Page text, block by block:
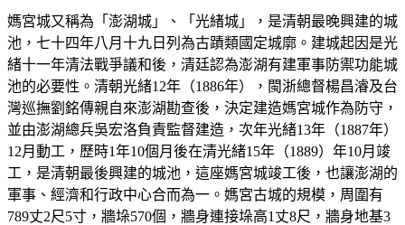
媽宮城又稱為「澎湖城」、「光緒城」，是清朝最晚興建的城
池，七十四年八月十九日列為古蹟類國定城廓。建城起因是光
緒十一年清法戰爭議和後，清廷認為澎湖有建軍事防禦功能城
池的必要性。清朝光緒12年（1886年），閩浙總督楊昌濬及台
灣巡撫劉銘傳親自來澎湖勘查後，決定建造媽宮城作為防守，
並由澎湖總兵吳宏洛負責監督建造，次年光緒13年（1887年）
12月動工，歷時1年10個月後在清光緒15年（1889）年10月竣
工，是清朝最後興建的城池，這座媽宮城竣工後，也讓澎湖的
軍事、經濟和行政中心合而為一。媽宮古城的規模，周圍有
789丈2尺5寸，牆垛570個，牆身連接垛高1丈8尺，牆身地基3